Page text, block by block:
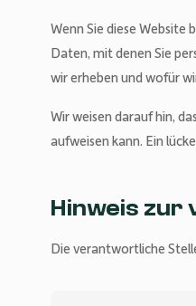
Wenn Sie diese Website
Daten, mit denen Sie
wir erheben und wofür
Wir weisen darauf hin,
aufweisen kann. Ein
Hinweis
Die verantwortliche